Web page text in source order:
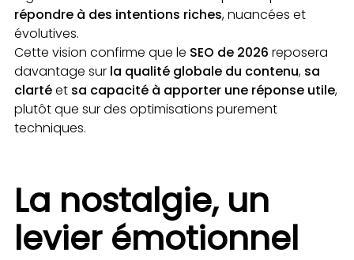
répondre à des intentions riches, nuancées et
évolutives.
Cette vision confirme que le SEO de 2026 reposera
davantage sur la qualité globale du contenu, sa
clartéet sa capacité à apporter une réponse utile,
plutôt que sur des optimisations purement
techniques.
La nostalgie, un
levier émotionnel